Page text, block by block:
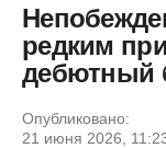
редким
дебютный
Опубликовано:
21 июня 2026,